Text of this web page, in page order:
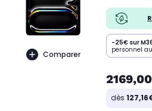
Comparer
-25€ sur
personnel
dès